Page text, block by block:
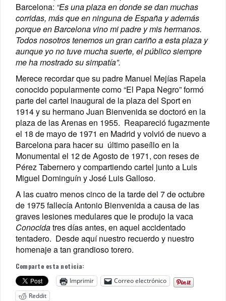
Barcelona: “Es una plaza en donde se dan muchas
corridas, más que en ninguna de España y además
porque en Barcelona vino mi padre y mis hermanos.
Todos nosotros tenemos un gran cariño a esta plaza y
aunque yo no tuve mucha suerte, el público siempre
me ha mostrado su simpatía”.
Merece recordarque su padre Manuel Mejías Rapela
conocido popularmente como “El Papa Negro” formó
parte del cartel inaugural de la plaza del Sport en
1914 y su hermano Juan Bienvenida se doctoró en la
plaza de las Arenas en 1955. Reapareció fugazmente
el 18 de mayo de 1971 en Madrid y volvió de nuevo a
Barcelona para hacer su último paseíllo en la
Monumental el 12 de Agosto de 1971, con reses de
Pérez Tabernero y compartiendo cartel junto a Luis
Miguel Dominguín y José Luis Galloso.
A las cuatro menos cinco de la tarde del 7 de octubre
de 1975 fallecía Antonio Bienvenida a causa de las
graves lesiones medulares que le produjo la vaca
Conocidatres días antes, en aquel accidentado
tentadero. Desde aquí nuestro recuerdo y nuestro
homenaje a tan grandioso torero.
Comparte esta noticia:
Imprimir
Correo electrónico
Reddit